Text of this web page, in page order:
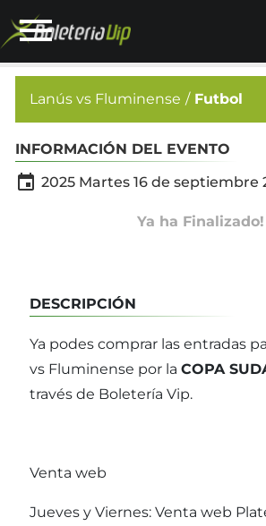
Lanús vs Fluminense Futbol
INFORMACIÓN DEL EVENTO
 2025 Martes 16 de septiembre
Ya ha Finalizado!
DESCRIPCIÓN
Ya podes comprar las entradas
vs Fluminense por la COPA
través de Boletería Vip.
Venta web
Jueves y Viernes: Venta web